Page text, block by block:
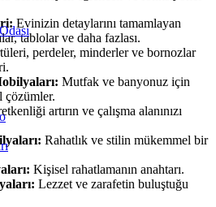
Evinizin detaylarını tamamlayan
tablolar ve daha fazlası.
perdeler, minderler ve bornozlar
Mutfak ve banyonuz için
çözümler.
artırın ve çalışma alanınızı
Rahatlık ve stilin mükemmel bir
Kişisel rahatlamanın anahtarı.
Lezzet ve zarafetin buluştuğu